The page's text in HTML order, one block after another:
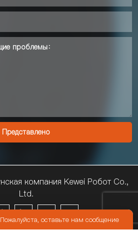
компания Kewei Pобот Co.,
Ltd.
Пожалуйста, оставьте нам сообщение